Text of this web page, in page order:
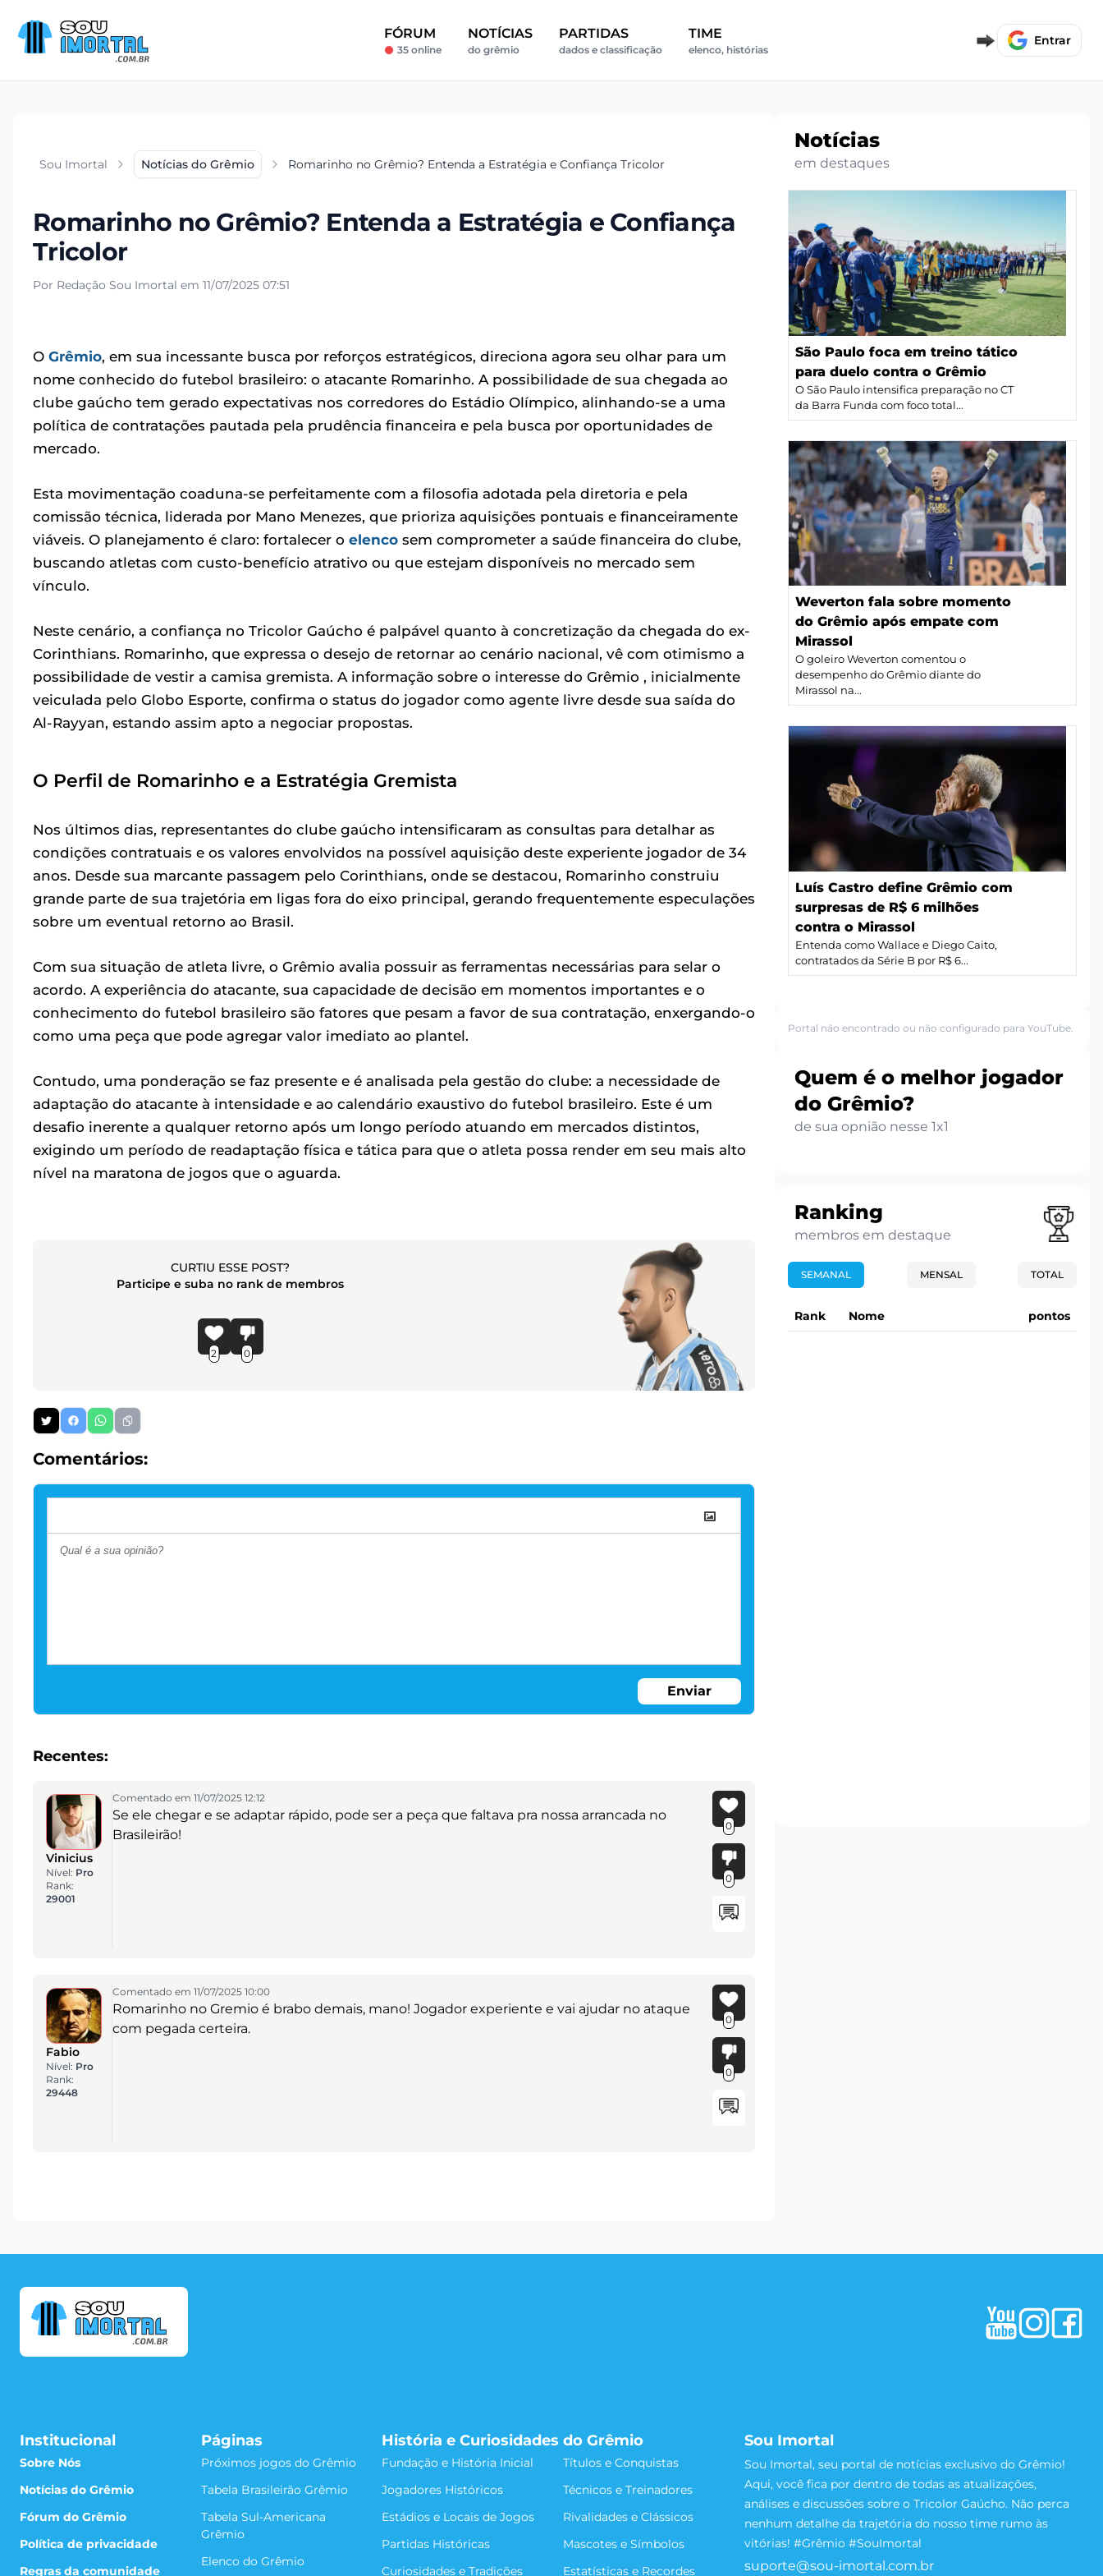
FÓRUM
35 online
NOTÍCIAS
do grêmio
PARTIDAS
dados e classificação
TIME
elenco, histórias
Entrar
Sou Imortal Notícias do Grêmio Romarinho no Grêmio? Entenda a Estratégia e Confiança Tricolor
Romarinho no Grêmio? Entenda a Estratégia e Confiança
Tricolor
Por Redação Sou Imortal em 11/07/2025 07:51
O Grêmio, em sua incessante busca por reforços estratégicos, direciona agora seu olhar para um
nome conhecido do futebol brasileiro: o atacante Romarinho. A possibilidade de sua chegada ao
clube gaúcho tem gerado expectativas nos corredores do Estádio Olímpico, alinhando-se a uma
política de contratações pautada pela prudência financeira e pela busca por oportunidades de
mercado.
Esta movimentação coaduna-se perfeitamente com a filosofia adotada pela diretoria e pela
comissão técnica, liderada por Mano Menezes, que prioriza aquisições pontuais e financeiramente
viáveis. O planejamento é claro: fortalecer o elenco sem comprometer a saúde financeira do clube,
buscando atletas com custo-benefício atrativo ou que estejam disponíveis no mercado sem
vínculo.
Neste cenário, a confiança no Tricolor Gaúcho é palpável quanto à concretização da chegada do ex-
Corinthians. Romarinho, que expressa o desejo de retornar ao cenário nacional, vê com otimismo a
possibilidade de vestir a camisa gremista. A informação sobre o interesse do Grêmio , inicialmente
veiculada pelo Globo Esporte, confirma o status do jogador como agente livre desde sua saída do
Al-Rayyan, estando assim apto a negociar propostas.
O Perfil de Romarinho e a Estratégia Gremista
Nos últimos dias, representantes do clube gaúcho intensificaram as consultas para detalhar as
condições contratuais e os valores envolvidos na possível aquisição deste experiente jogador de 34
anos. Desde sua marcante passagem pelo Corinthians, onde se destacou, Romarinho construiu
grande parte de sua trajetória em ligas fora do eixo principal, gerando frequentemente especulações
sobre um eventual retorno ao Brasil.
Com sua situação de atleta livre, o Grêmio avalia possuir as ferramentas necessárias para selar o
acordo. A experiência do atacante, sua capacidade de decisão em momentos importantes e o
conhecimento do futebol brasileiro são fatores que pesam a favor de sua contratação, enxergando-o
como uma peça que pode agregar valor imediato ao plantel.
Contudo, uma ponderação se faz presente e é analisada pela gestão do clube: a necessidade de
adaptação do atacante à intensidade e ao calendário exaustivo do futebol brasileiro. Este é um
desafio inerente a qualquer retorno após um longo período atuando em mercados distintos,
exigindo um período de readaptação física e tática para que o atleta possa render em seu mais alto
nível na maratona de jogos que o aguarda.
CURTIU ESSE POST?
Participe e suba no rank de membros
2 0
Comentários:
Enviar
Recentes:
Vinicius
Nível: Pro
Rank:
29001
Comentado em 11/07/2025 12:12
Se ele chegar e se adaptar rápido, pode ser a peça que faltava pra nossa arrancada no
Brasileirão!
0
0
Fabio
Nível: Pro
Rank:
29448
Comentado em 11/07/2025 10:00
Romarinho no Gremio é brabo demais, mano! Jogador experiente e vai ajudar no ataque
com pegada certeira.
0
0
Notícias
em destaques
São Paulo foca em treino tático
para duelo contra o Grêmio
O São Paulo intensifica preparação no CT
da Barra Funda com foco total...
Weverton fala sobre momento
do Grêmio após empate com
Mirassol
O goleiro Weverton comentou o
desempenho do Grêmio diante do
Mirassol na...
Luís Castro define Grêmio com
surpresas de R$ 6 milhões
contra o Mirassol
Entenda como Wallace e Diego Caito,
contratados da Série B por R$ 6...
Portal não encontrado ou não configurado para YouTube.
Quem é o melhor jogador
do Grêmio?
de sua opnião nesse 1x1
Ranking
membros em destaque
SEMANAL MENSAL TOTAL
Rank Nome pontos
Institucional
Sobre Nós
Notícias do Grêmio
Fórum do Grêmio
Política de privacidade
Regras da comunidade
Páginas
Próximos jogos do Grêmio
Tabela Brasileirão Grêmio
Tabela Sul-Americana
Grêmio
Elenco do Grêmio
História e Curiosidades do Grêmio
Fundação e História Inicial
Títulos e Conquistas
Jogadores Históricos
Técnicos e Treinadores
Estádios e Locais de Jogos
Rivalidades e Clássicos
Partidas Históricas
Mascotes e Símbolos
Curiosidades e Tradições
Estatísticas e Recordes
Sou Imortal
Sou Imortal, seu portal de notícias exclusivo do Grêmio!
Aqui, você fica por dentro de todas as atualizações,
análises e discussões sobre o Tricolor Gaúcho. Não perca
nenhum detalhe da trajetória do nosso time rumo às
vitórias! #Grêmio #SouImortal
suporte@sou-imortal.com.br